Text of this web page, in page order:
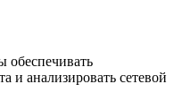
и анализировать сетевой